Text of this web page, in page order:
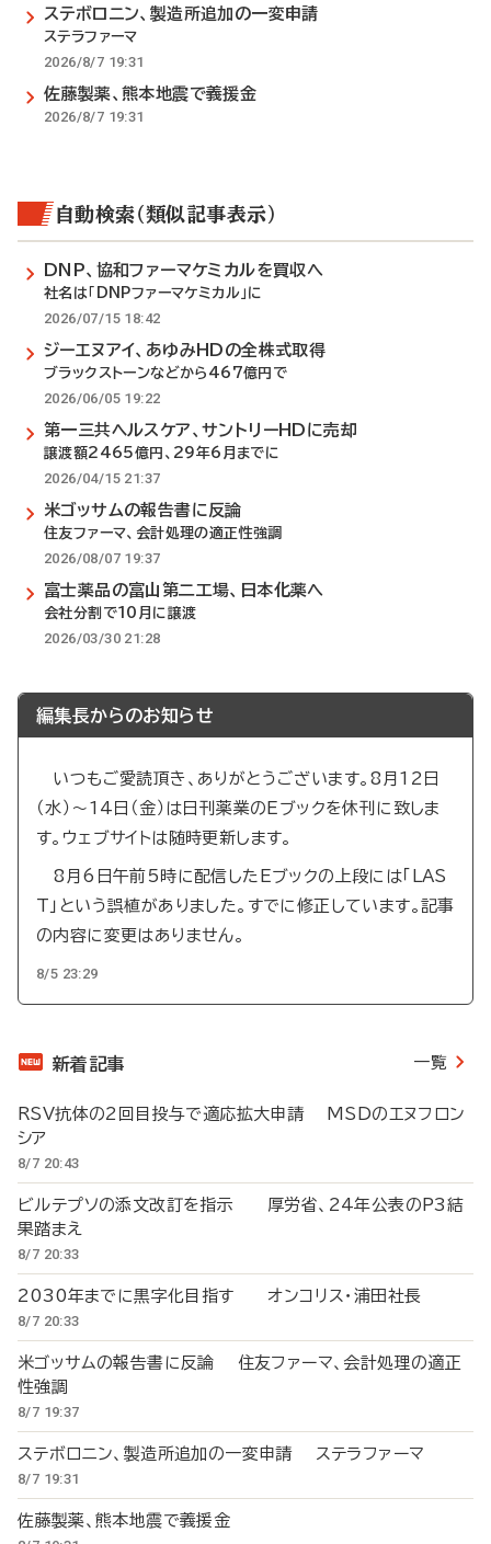
ステボロニン、製造所追加の一変申請
ステラファーマ
2026/8/7 19:31
佐藤製薬、熊本地震で義援金
2026/8/7 19:31
自動検索（類似記事表示）
DNP、協和ファーマケミカルを買収へ
社名は「DNPファーマケミカル」に
2026/07/15 18:42
ジーエヌアイ、あゆみHDの全株式取得
ブラックストーンなどから467億円で
2026/06/05 19:22
第一三共ヘルスケア、サントリーHDに売却
譲渡額2465億円、29年6月までに
2026/04/15 21:37
米ゴッサムの報告書に反論
住友ファーマ、会計処理の適正性強調
2026/08/07 19:37
富士薬品の富山第二工場、日本化薬へ
会社分割で10月に譲渡
2026/03/30 21:28
編集長からのお知らせ
いつもご愛読頂き、ありがとうございます。8月12日
（水）～14日（金）は日刊薬業のEブックを休刊に致しま
す。ウェブサイトは随時更新します。
8月6日午前5時に配信したEブックの上段には「LAS
T」という誤植がありました。すでに修正しています。記事
の内容に変更はありません。
8/5 23:29
新着記事 一覧
RSV抗体の2回目投与で適応拡大申請 MSDのエヌフロン
シア
8/7 20:43
ビルテプソの添文改訂を指示 厚労省、24年公表のP3結
果踏まえ
8/7 20:33
2030年までに黒字化目指す オンコリス・浦田社長
8/7 20:33
米ゴッサムの報告書に反論 住友ファーマ、会計処理の適正
性強調
8/7 19:37
ステボロニン、製造所追加の一変申請 ステラファーマ
8/7 19:31
佐藤製薬、熊本地震で義援金